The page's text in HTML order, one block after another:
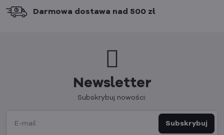
Darmowa dostawa nad 500 zł
Newsletter
Subskrybuj nowości:
Subskrybuj